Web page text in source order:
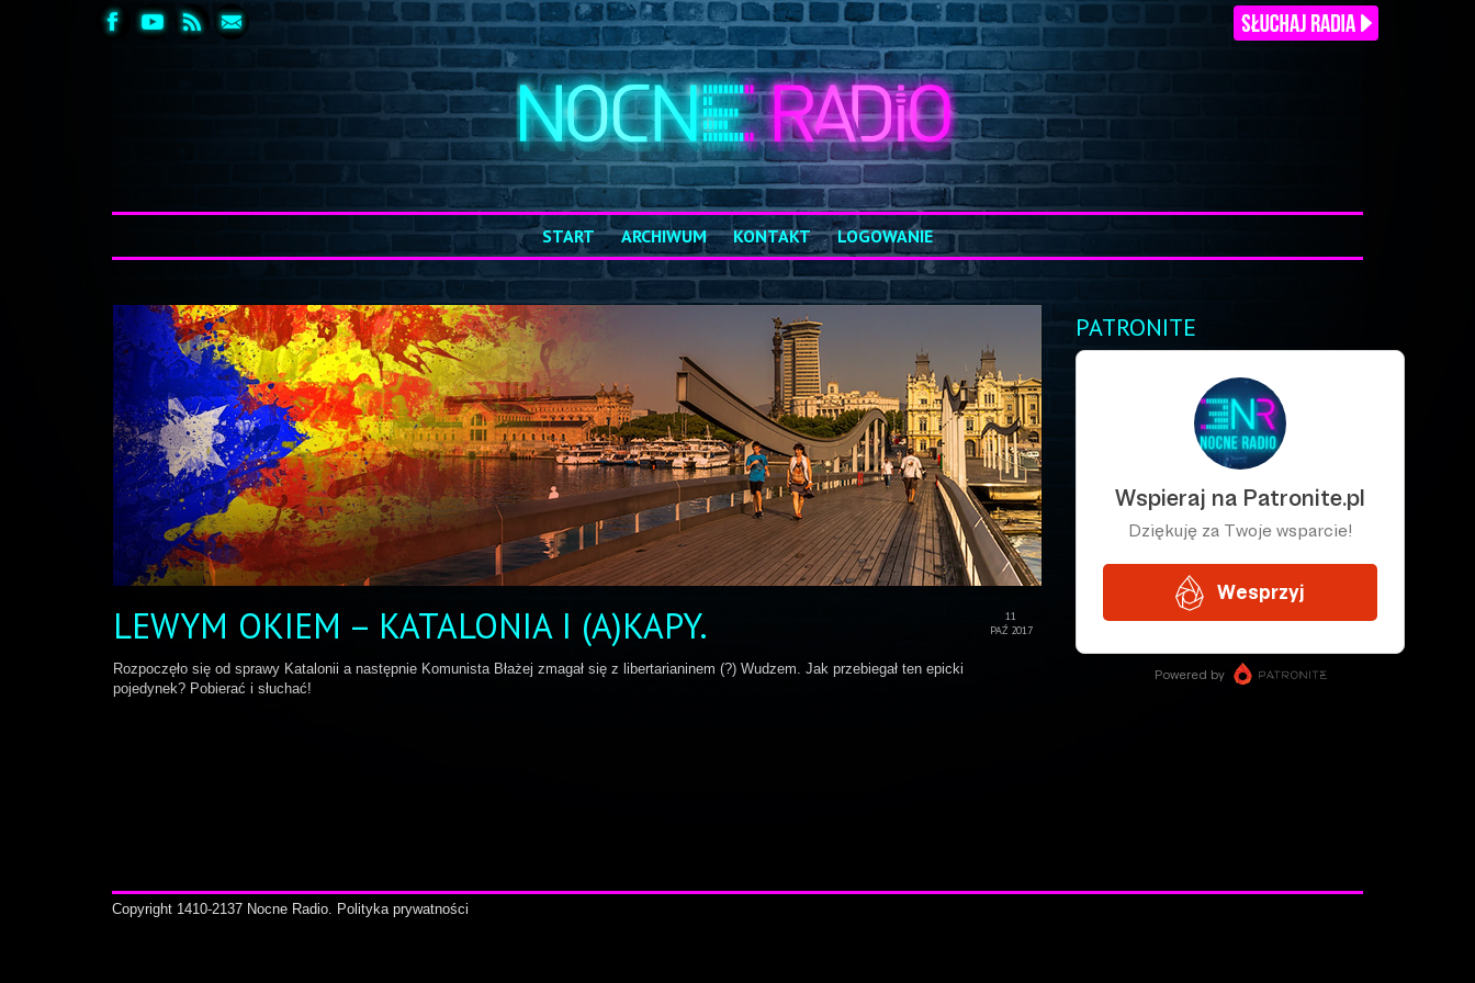
START ARCHIWUM KONTAKT LOGOWANIE
11
PAŹ 2017
LEWYM OKIEM – KATALONIA I (A)KAPY.
Rozpoczęło się od sprawy Katalonii a następnie Komunista Błażej zmagał się z libertarianinem (?) Wudzem. Jak przebiegał ten epicki
pojedynek? Pobierać i słuchać!
PATRONITE
Copyright 1410-2137 Nocne Radio. Polityka prywatności